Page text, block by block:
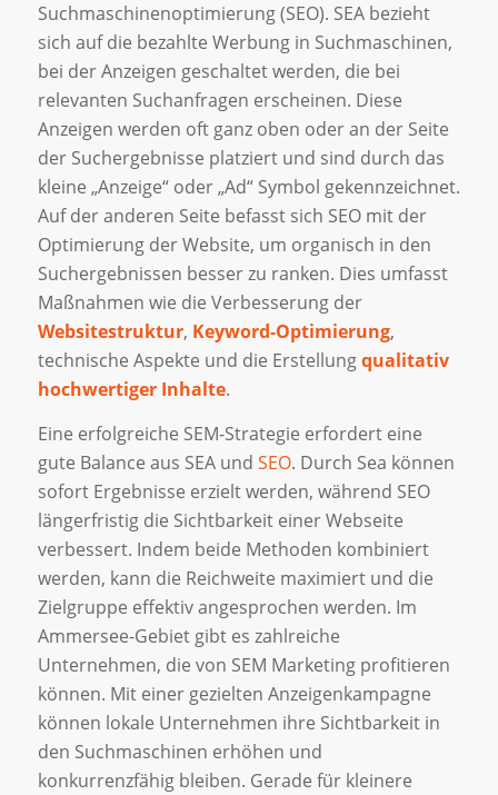
Suchmaschinenoptimierung (SEO). SEA bezieht
sich auf die bezahlte Werbung in Suchmaschinen,
bei der Anzeigen geschaltet werden, die bei
relevanten Suchanfragen erscheinen. Diese
Anzeigen werden oft ganz oben oder an der Seite
der Suchergebnisse platziert und sind durch das
kleine „Anzeige“ oder „Ad“ Symbol gekennzeichnet.
Auf der anderen Seite befasst sich SEO mit der
Optimierung der Website, um organisch in den
Suchergebnissen besser zu ranken. Dies umfasst
Maßnahmen wie die Verbesserung der
Websitestruktur, Keyword-Optimierung,
technische Aspekte und die Erstellungqualitativ
hochwertiger Inhalte.
Eine erfolgreiche SEM-Strategie erfordert eine
gute Balance aus SEA und SEO. Durch Sea können
sofort Ergebnisse erzielt werden, während SEO
längerfristig die Sichtbarkeit einer Webseite
verbessert. Indem beide Methoden kombiniert
werden, kann die Reichweite maximiert und die
Zielgruppe effektiv angesprochen werden. Im
Ammersee-Gebiet gibt es zahlreiche
Unternehmen, die von SEM Marketing profitieren
können. Mit einer gezielten Anzeigenkampagne
können lokale Unternehmen ihre Sichtbarkeit in
den Suchmaschinen erhöhen und
konkurrenzfähig bleiben. Gerade für kleinere